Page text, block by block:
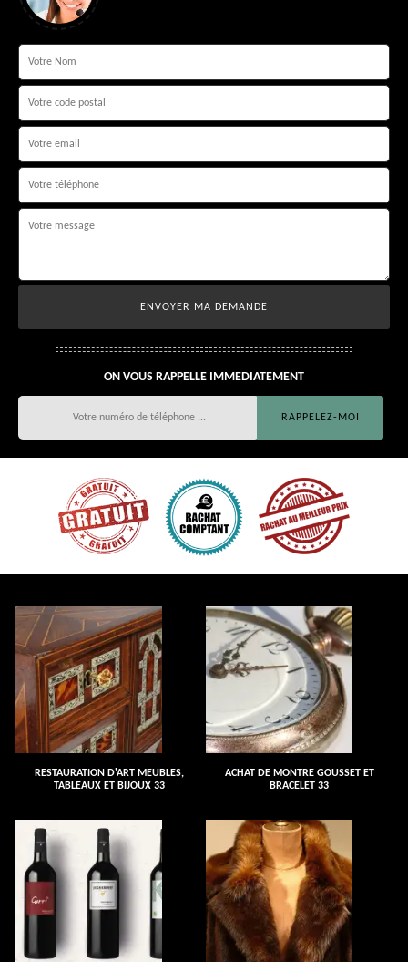
ON VOUS RAPPELLE IMMEDIATEMENT
RESTAURATION D'ART MEUBLES,
TABLEAUX ET BIJOUX 33
ACHAT DE MONTRE GOUSSET ET
BRACELET 33